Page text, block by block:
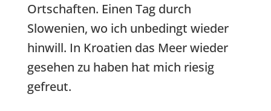
Ortschaften. Einen Tag durch
Slowenien, wo ich unbedingt wieder
hinwill. In Kroatien das Meer wieder
gesehen zu haben hat mich riesig
gefreut.